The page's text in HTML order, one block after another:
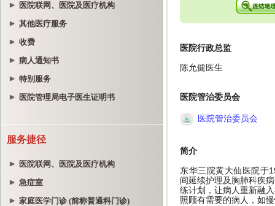
医院联网、医院及医疗机构
其他医疗服务
收费
病人通知书
特别服务
医院管理局电子医生证明书
服务捷径
医院联网、医院及医疗机构
急症室
家庭医学门诊 (前称普通科门诊)